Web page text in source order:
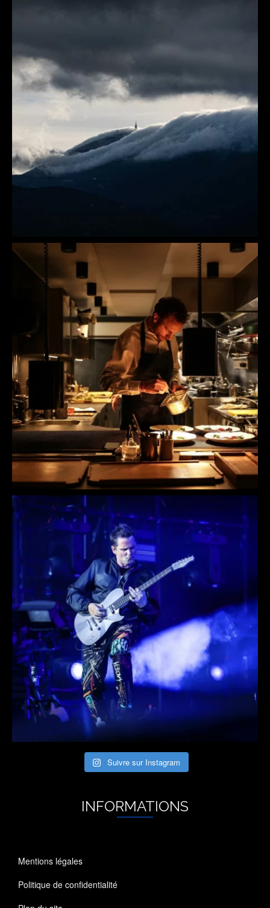
Suivre sur Instagram
INFORMATIONS
Mentions légales
Politique de confidentialité